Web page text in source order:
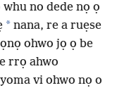
no dede nọ ọ
* nana, re a ruẹse
ohwo jọ ọ be
rrọ ahwo
vi ohwo nọ o